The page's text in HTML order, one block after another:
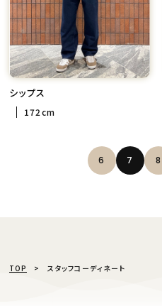
シップス
172cm
6 7 8
TOP スタッフコーディネート